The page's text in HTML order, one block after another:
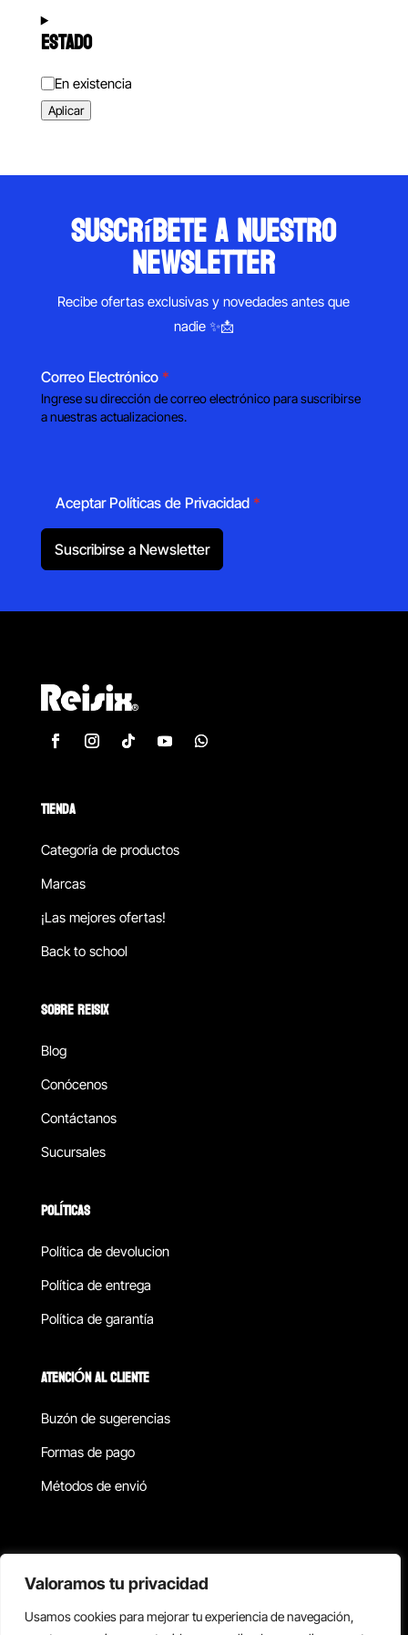
Valoramos tu privacidad
Usamos cookies para mejorar tu experiencia de navegación,
ESTADO
Estado
En existencia
Aplicar
suscríbete a nuestro
newsletter
Recibe ofertas exclusivas y novedades antes que
nadie ✨📩
Correo Electrónico *
Ingrese su dirección de correo electrónico para suscribirse
a nuestras actualizaciones.
Aceptar Políticas de Privacidad *
Suscribirse a Newsletter
TIENDA
Categoría de productos
Marcas
¡Las mejores ofertas!
Back to school
SOBRE REISIX
Blog
Conócenos
Contáctanos
Sucursales
POLÍTICAS
Política de devolucion
Política de entrega
Política de garantía
ATENCIÓN AL CLIENTE
Buzón de sugerencias
Formas de pago
Métodos de envió
Copyright © 2026 Reisix. Todos los derechos reservados.